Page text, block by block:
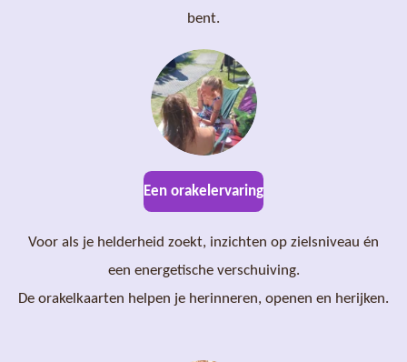
bent.
Een orakelervaring
Voor als je helderheid zoekt, inzichten op zielsniveau én
een energetische verschuiving.
De orakelkaarten helpen je herinneren, openen en herijken.